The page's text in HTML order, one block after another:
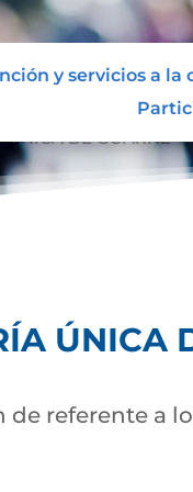
y servicios a la
DE GUARNE
ÚNICA
referente a